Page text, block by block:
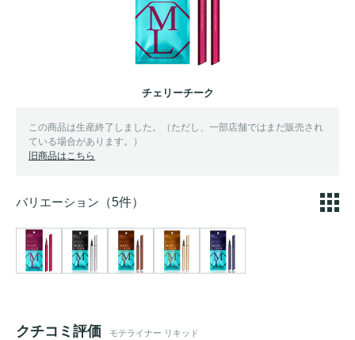
チェリーチーク
この商品は生産終了しました。（ただし、一部店舗ではまだ販売され
ている場合があります。）
旧商品はこちら
バリエーション （5件）
クチコミ評価 モテライナー リキッド